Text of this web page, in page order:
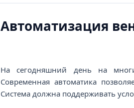
Автоматизация
На сегодняшний день на
Современная автоматика
Система должна поддерживать